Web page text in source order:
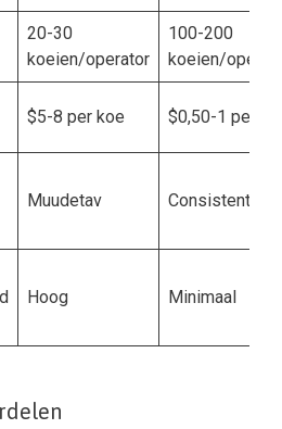
20-30
koeien/operator
100-200
koeien/
$5-8 per koe $0,50-1 per
Muudetav Consistent
Hoog Minimaal